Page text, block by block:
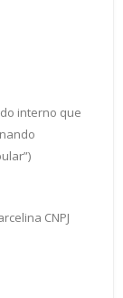
interno que
CNPJ